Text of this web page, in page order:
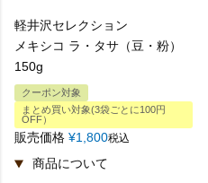
軽井沢セレクション
メキシコ ラ・タサ（豆・粉）
150g
クーポン対象
まとめ買い対象(3袋ごとに100円
OFF）
販売価格 ¥1,800税込